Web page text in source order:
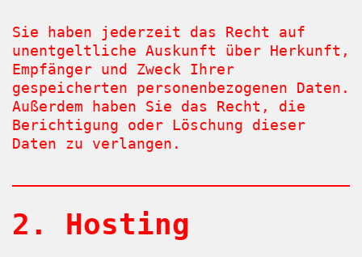
Sie haben jederzeit das Recht auf
unentgeltliche Auskunft über Herkunft,
Empfänger und Zweck Ihrer
gespeicherten personenbezogenen Daten.
Außerdem haben Sie das Recht, die
Berichtigung oder Löschung dieser
Daten zu verlangen.
2. Hosting